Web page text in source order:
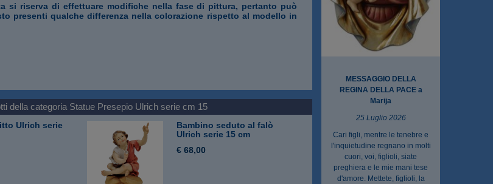
si riserva di effettuare modifiche nella fase di pittura, pertanto può
presenti qualche differenza nella colorazione rispetto al modello in
della categoria Statue Presepio Ulrich serie cm 15
Ulrich serie
Bambino seduto al falò
Ulrich serie 15 cm
€ 68,00
MESSAGGIO DELLA
REGINA DELLA PACE a
Marija
25 Luglio 2026
Cari figli, mentre le tenebre e
l'inquietudine regnano in molti
cuori, voi, figlioli, siate
preghiera e le mie mani tese
d'amore. Mettete, figlioli, la